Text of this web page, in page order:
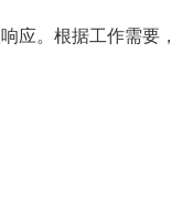
。根据工作需要